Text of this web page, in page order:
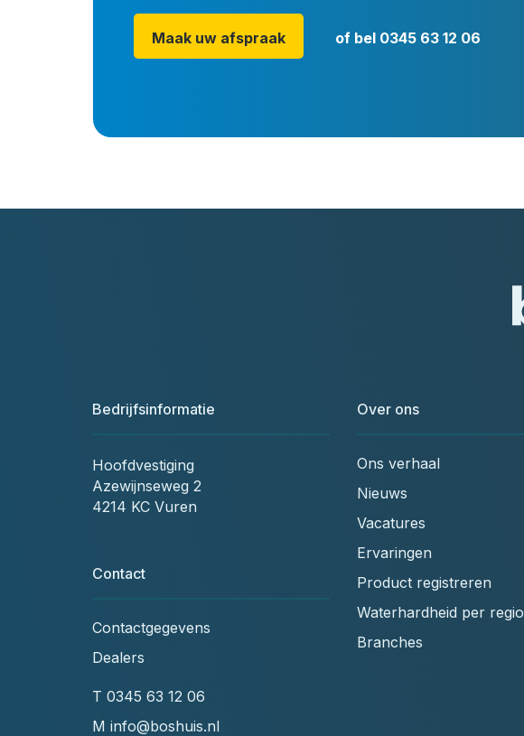
Maak uw afspraak of bel 0345 63 12 06
Bedrijfsinformatie
Hoofdvestiging
Azewijnseweg 2
4214 KC Vuren
Contact
Contactgegevens
Dealers
T 0345 63 12 06
M info@boshuis.nl
Over ons
Ons verhaal
Nieuws
Vacatures
Ervaringen
Product registreren
Waterhardheid per regio
Branches